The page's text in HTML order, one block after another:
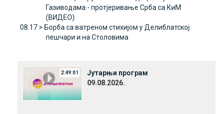
Газиводама - протјеривање Срба са КиМ
(ВИДЕО)
08:17 > Борба са ватреном стихијом у Делиблатској
пешчари и на Столовима
2:49:01
Јутарњи програм
09.08.2026.